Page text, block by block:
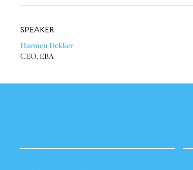
SPEAKER
Harmen Dekker
CEO,EBA